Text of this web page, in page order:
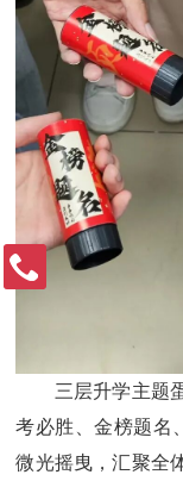
三层升学主题蛋
考必胜、金榜题名
微光摇曳，汇聚全